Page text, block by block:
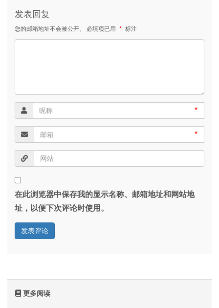
发表回复
您的邮箱地址不会被公开。 必填项已用 * 标注
*
*
在此浏览器中保存我的显示名称、邮箱地址和网站地
址，以便下次评论时使用。
更多阅读